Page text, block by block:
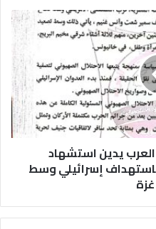
العرب يدين استشهاد
إسرائيلي وسط